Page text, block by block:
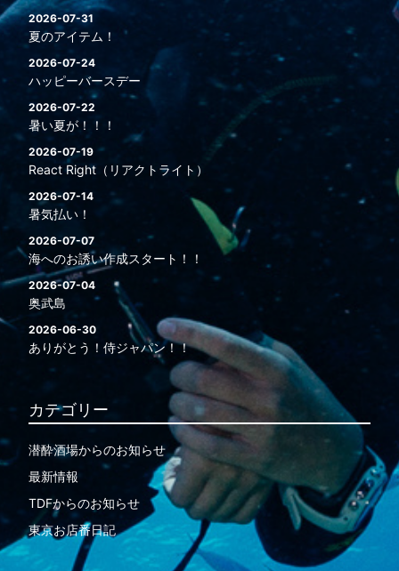
2026-07-31
夏のアイテム！
2026-07-24
ハッピーバースデー
2026-07-22
暑い夏が！！！
2026-07-19
React Right（リアクトライト）
2026-07-14
暑気払い！
2026-07-07
海へのお誘い作成スタート！！
2026-07-04
奥武島
2026-06-30
ありがとう！侍ジャパン！！
カテゴリー
潜酔酒場からのお知らせ
最新情報
TDFからのお知らせ
東京お店番日記